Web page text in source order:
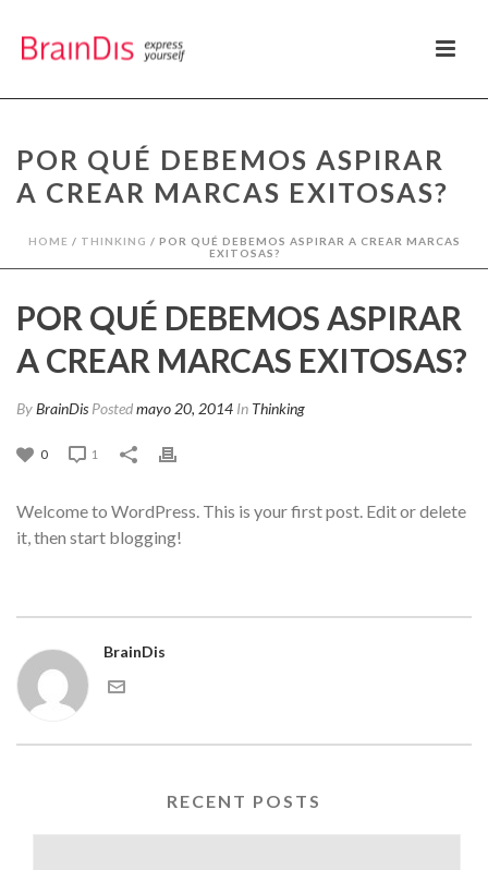
POR QUÉ DEBEMOS ASPIRAR
A CREAR MARCAS EXITOSAS?
HOME / THINKING / POR QUÉ DEBEMOS ASPIRAR A CREAR MARCAS
EXITOSAS?
POR QUÉ DEBEMOS ASPIRAR
A CREAR MARCAS EXITOSAS?
ByBrainDis Postedmayo 20, 2014 In Thinking
0 1
Welcome to WordPress. This is your first post. Edit or delete
it, then start blogging!
BrainDis
RECENT POSTS